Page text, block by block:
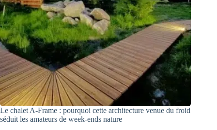
Le chalet A-Frame : pourquoi cette architecture venue du froid
séduit les amateurs de week-ends nature